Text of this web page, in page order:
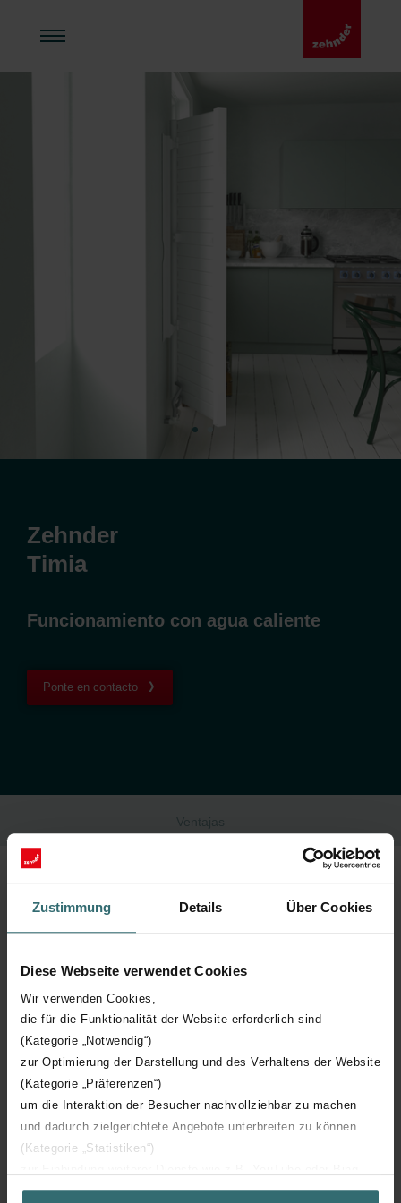
Zustimmung Details Über Cookies
Diese Webseite verwendet Cookies
Wir verwenden Cookies,
die für die Funktionalität der Website erforderlich sind
(Kategorie „Notwendig“)
zur Optimierung der Darstellung und des Verhaltens der Website
(Kategorie „Präferenzen“)
um die Interaktion der Besucher nachvollziehbar zu machen
und dadurch zielgerichtete Angebote unterbreiten zu können
(Kategorie „Statistiken“)
(Kategorie „Marketing“)
Zehnder
Timia
Funcionamiento con agua caliente
Ponte en contacto
Ventajas
Simbiosis perfecta de espacio habitable y radiador. Zehnder Timia
Gracias a la forma plana del radiador, todos los elementos
técnicos desaparecen por completo detrás de la superficie
del calor proporciona un agradable confort y garantiza la máxima
higiene
Zehnder Timia - Funcionamiento con
agua caliente
También ofrecemos las siguientes tecnologías